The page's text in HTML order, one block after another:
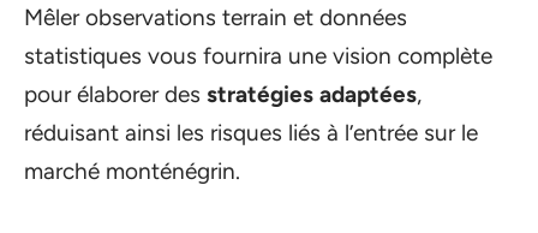
Mêler observations terrain et données
statistiques vous fournira une vision complète
pour élaborer des stratégies adaptées,
réduisant ainsi les risques liés à l’entrée sur le
marché monténégrin.